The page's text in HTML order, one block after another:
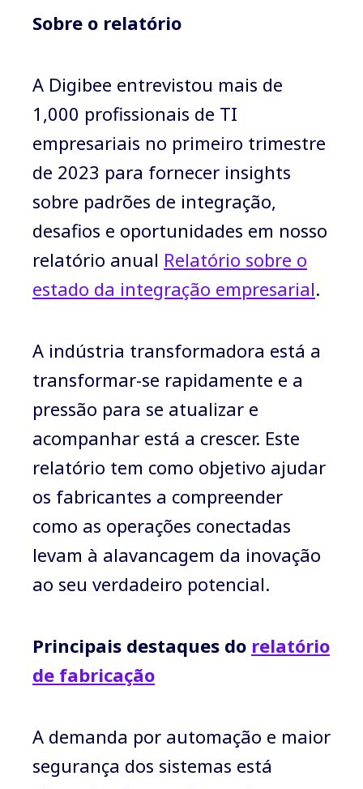
Sobre o relatório
A Digibee entrevistou mais de
1,000 profissionais de TI
empresariais no primeiro trimestre
de 2023 para fornecer insights
sobre padrões de integração,
desafios e oportunidades em nosso
relatório anual Relatório sobre o
estado da integração empresarial.
A indústria transformadora está a
transformar-se rapidamente e a
pressão para se atualizar e
acompanhar está a crescer. Este
relatório tem como objetivo ajudar
os fabricantes a compreender
como as operações conectadas
levam à alavancagem da inovação
ao seu verdadeiro potencial.
Principais destaques do relatório
de fabricação
A demanda por automação e maior
segurança dos sistemas está